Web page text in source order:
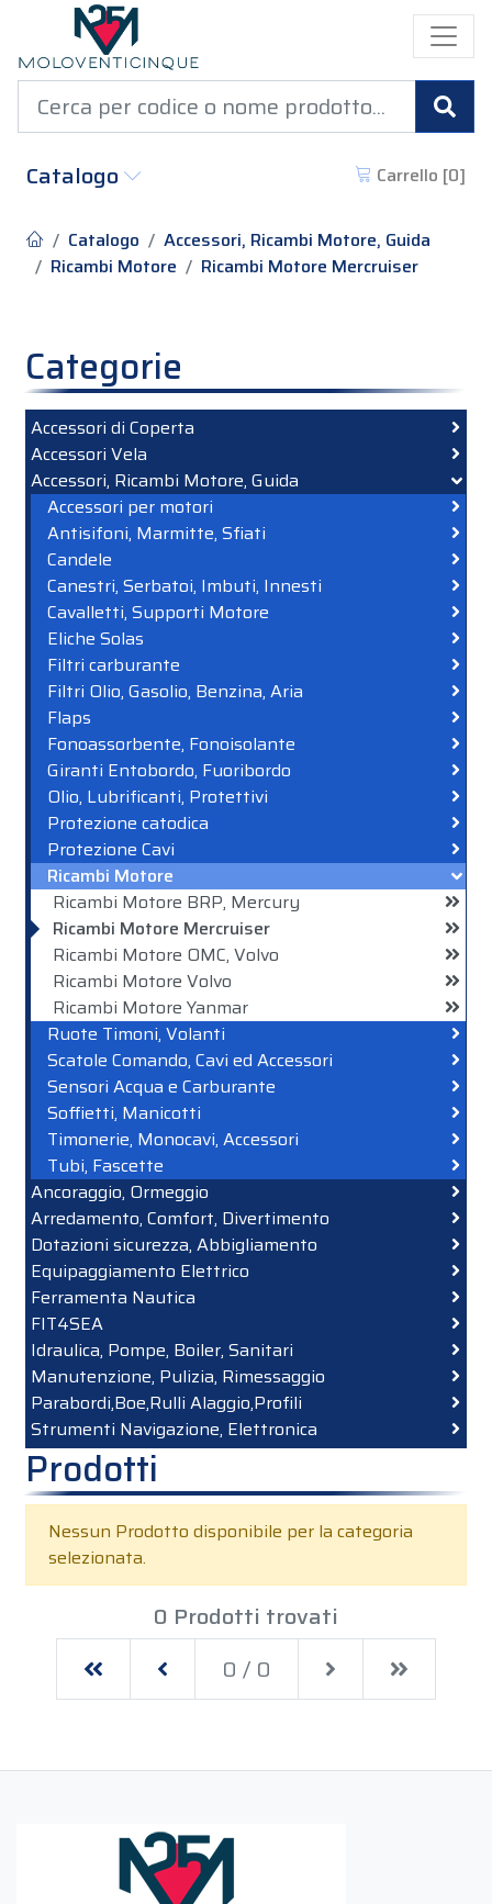
Catalogo
Carrello [0]
Catalogo
Accessori, Ricambi Motore, Guida
Ricambi Motore
Ricambi Motore Mercruiser
Categorie
Accessori di Coperta
Accessori Vela
Accessori, Ricambi Motore, Guida
Accessori per motori
Antisifoni, Marmitte, Sfiati
Candele
Canestri, Serbatoi, Imbuti, Innesti
Cavalletti, Supporti Motore
Eliche Solas
Filtri carburante
Filtri Olio, Gasolio, Benzina, Aria
Flaps
Fonoassorbente, Fonoisolante
Giranti Entobordo, Fuoribordo
Olio, Lubrificanti, Protettivi
Protezione catodica
Protezione Cavi
Ricambi Motore
Ricambi Motore BRP, Mercury
Ricambi Motore Mercruiser
Ricambi Motore OMC, Volvo
Ricambi Motore Volvo
Ricambi Motore Yanmar
Ruote Timoni, Volanti
Scatole Comando, Cavi ed Accessori
Sensori Acqua e Carburante
Soffietti, Manicotti
Timonerie, Monocavi, Accessori
Tubi, Fascette
Ancoraggio, Ormeggio
Arredamento, Comfort, Divertimento
Dotazioni sicurezza, Abbigliamento
Equipaggiamento Elettrico
Ferramenta Nautica
FIT4SEA
Idraulica, Pompe, Boiler, Sanitari
Manutenzione, Pulizia, Rimessaggio
Parabordi,Boe,Rulli Alaggio,Profili
Strumenti Navigazione, Elettronica
Prodotti
Nessun Prodotto disponibile per la categoria
selezionata.
0 Prodotti trovati
First
Previous
0 / 0 Next